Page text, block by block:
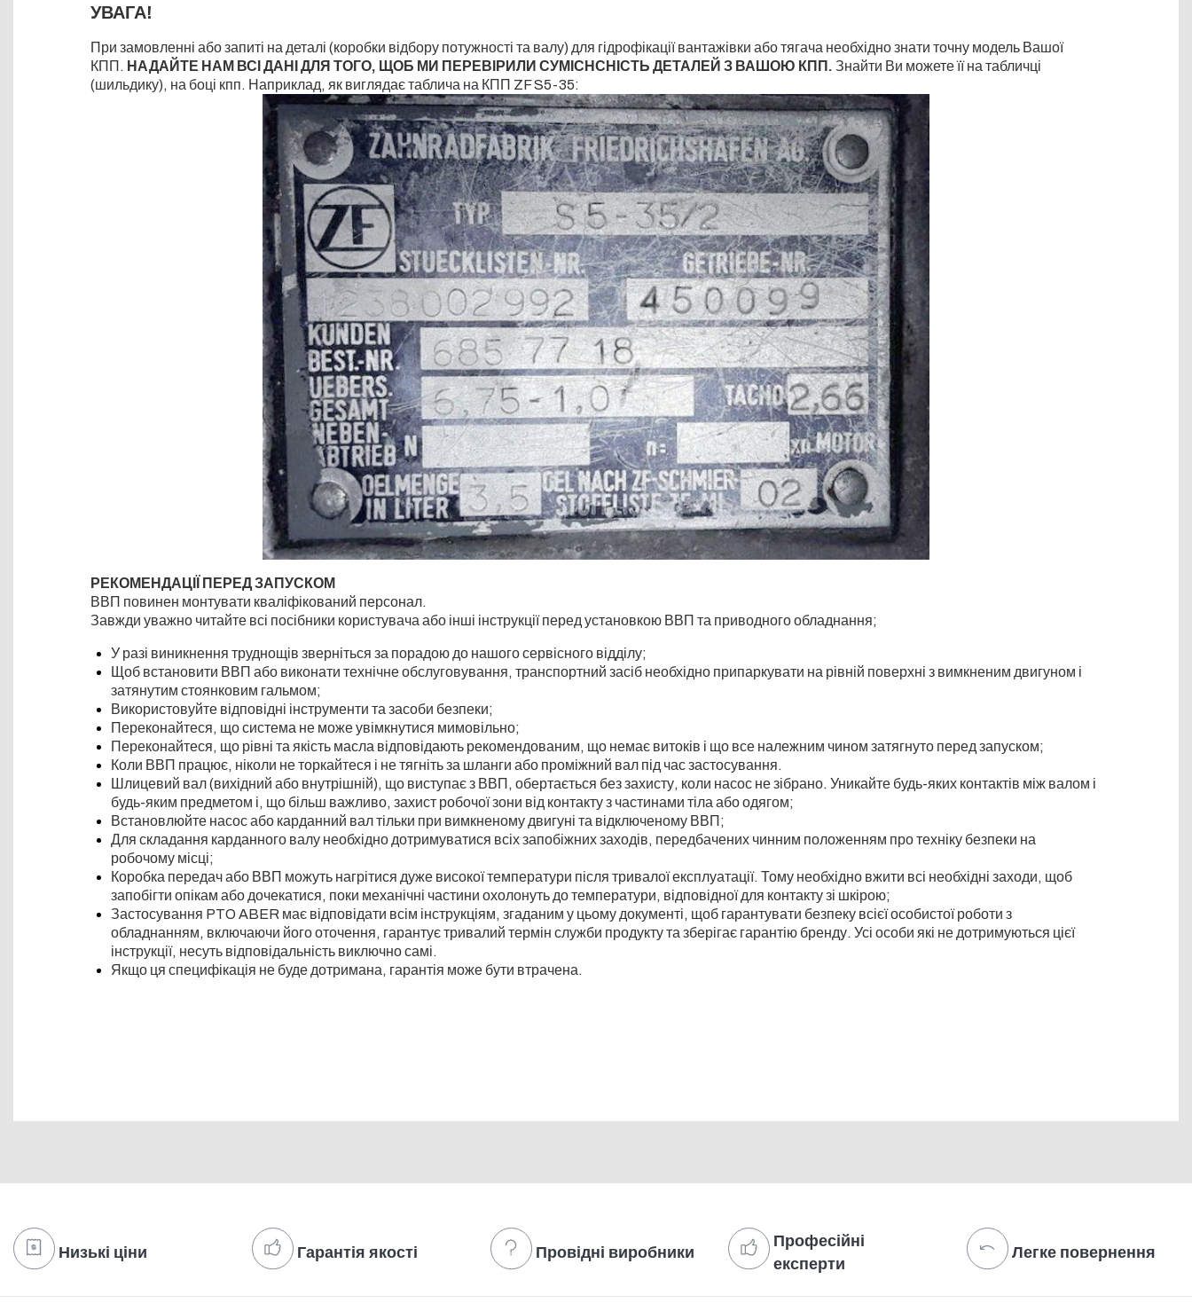
УВАГА!
При замовленні або запиті на деталі (коробки відбору потужності та валу) для гідрофікації вантажівки або тягача необхідно знати точну модель Вашої
КПП. НАДАЙТЕ НАМ ВСІ ДАНІ ДЛЯ ТОГО, ЩОБ МИ ПЕРЕВІРИЛИ СУМІСНСНІСТЬ ДЕТАЛЕЙ З ВАШОЮ КПП. Знайти Ви можете її на табличці
(шильдику), на боці кпп. Наприклад, як виглядає таблича на КПП ZF S5-35:
РЕКОМЕНДАЦІЇ ПЕРЕД ЗАПУСКОМ
ВВП повинен монтувати кваліфікований персонал.
Завжди уважно читайте всі посібники користувача або інші інструкції перед установкою ВВП та приводного обладнання;
У разі виникнення труднощів зверніться за порадою до нашого сервісного відділу;
Щоб встановити ВВП або виконати технічне обслуговування, транспортний засіб необхідно припаркувати на рівній поверхні з вимкненим двигуном і
затянутим стоянковим гальмом;
Використовуйте відповідні інструменти та засоби безпеки;
Переконайтеся, що система не може увімкнутися мимовільно;
Переконайтеся, що рівні та якість масла відповідають рекомендованим, що немає витоків і що все належним чином затягнуто перед запуском;
Коли ВВП працює, ніколи не торкайтеся і не тягніть за шланги або проміжний вал під час застосування.
Шлицевий вал (вихідний або внутрішній), що виступає з ВВП, обертається без захисту, коли насос не зібрано. Уникайте будь-яких контактів між валом і
будь-яким предметом і, що більш важливо, захист робочої зони від контакту з частинами тіла або одягом;
Встановлюйте насос або карданний вал тільки при вимкненому двигуні та відключеному ВВП;
Для складання карданного валу необхідно дотримуватися всіх запобіжних заходів, передбачених чинним положенням про техніку безпеки на
робочому місці;
Коробка передач або ВВП можуть нагрітися дуже високої температури після тривалої експлуатації. Тому необхідно вжити всі необхідні заходи, щоб
запобігти опікам або дочекатися, поки механічні частини охолонуть до температури, відповідної для контакту зі шкірою;
Застосування PTO ABER має відповідати всім інструкціям, згаданим у цьому документі, щоб гарантувати безпеку всієї особистої роботи з
обладнанням, включаючи його оточення, гарантує тривалий термін служби продукту та зберігає гарантію бренду. Усі особи які не дотримуються цієї
інструкції, несуть відповідальність виключно самі.
Якщо ця специфікація не буде дотримана, гарантія може бути втрачена.
Низькі ціни Гарантія якості Провідні виробники
Професійні
експерти
Легке повернення